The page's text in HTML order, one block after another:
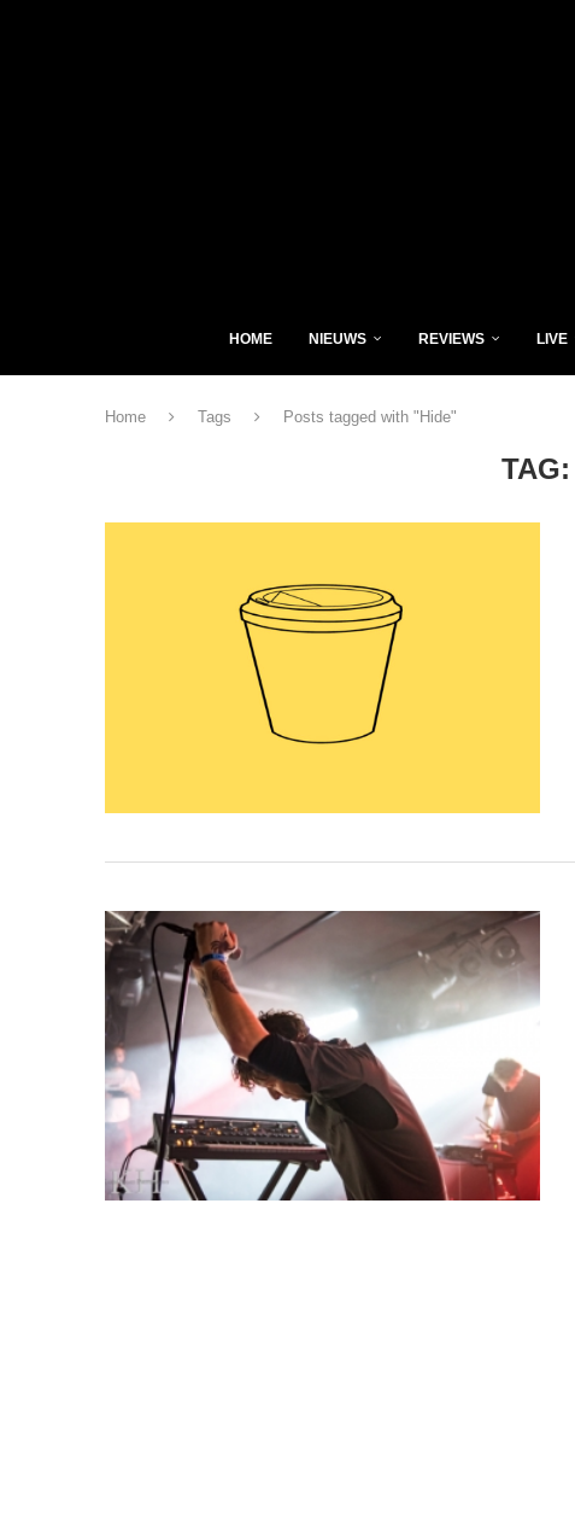
HOME NIEUWS REVIEWS LIVE
Home Tags Posts tagged with "Hide"
TAG: